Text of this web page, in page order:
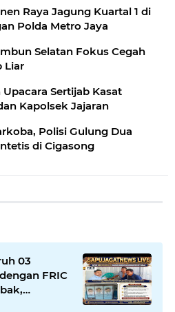
Raya Jagung Kuartal 1 di
Polda Metro Jaya
Selatan Fokus Cegah
Liar
Sertijab Kasat
Kapolsek Jajaran
Polisi Gulung Dua
di Cigasong
03
FRIC
BGN